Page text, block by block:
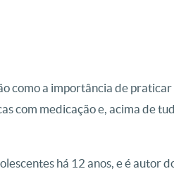
como a importância de praticar
com medicação e, acima de
há 12 anos, e é autor